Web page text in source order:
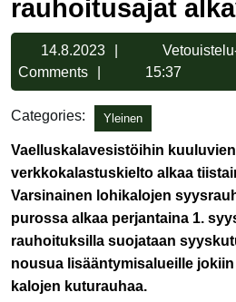
rauhoitusajat
14.8.2023 14.8.2023
Comments
15:37
Categories: Yleinen
Vaelluskalavesistöihin
verkkokalastuskielto alkaa
Varsinainen lohikalojen
purossa alkaa perjantaina 1.
rauhoituksilla suojataan
nousua lisääntymisalueille
kalojen kuturauhaa.